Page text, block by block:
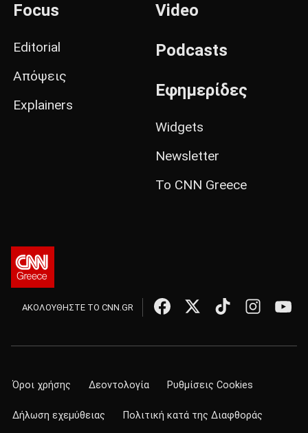
Focus
Editorial
Απόψεις
Explainers
Video
Podcasts
Εφημερίδες
Widgets
Newsletter
Το CNN Greece
ΑΚΟΛΟΥΘΗΣΤΕ ΤΟ CNN.GR
Όροι χρήσης Δεοντολογία Ρυθμίσεις Cookies
Δήλωση εχεμύθειας Πολιτική κατά της Διαφθοράς